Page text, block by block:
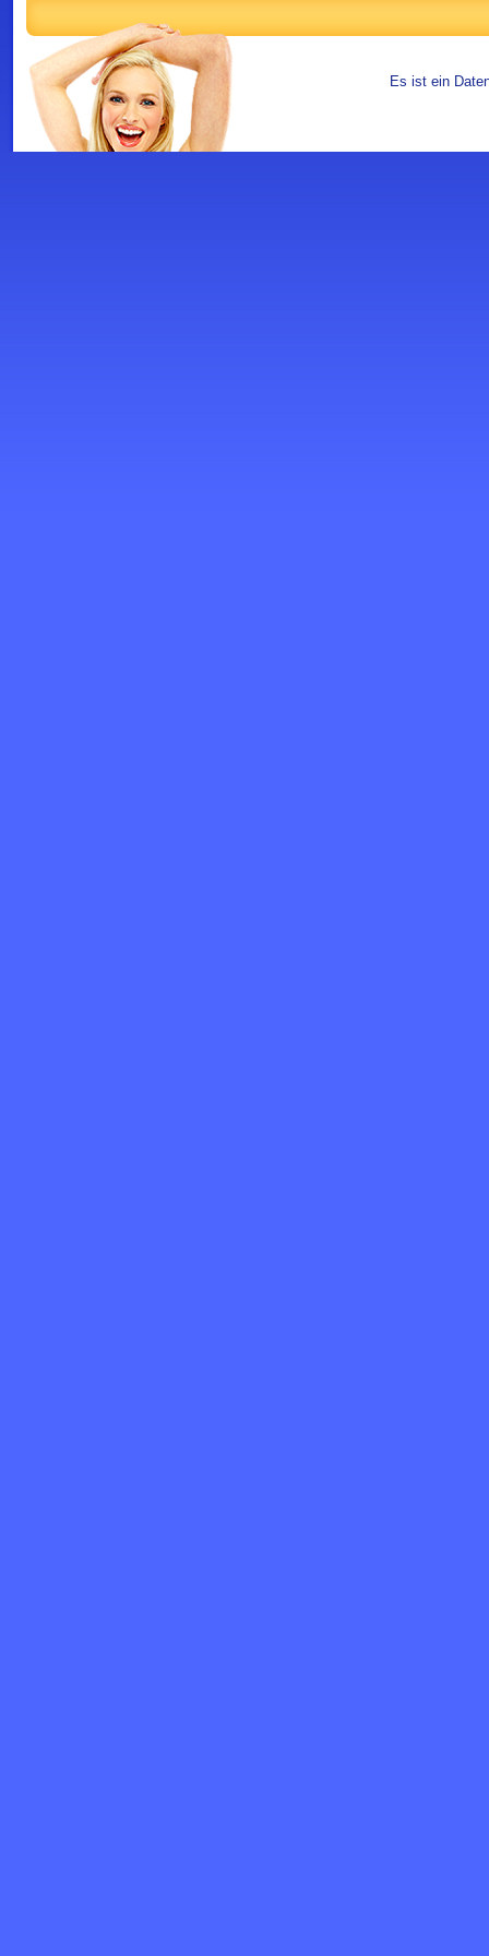
Es ist ein